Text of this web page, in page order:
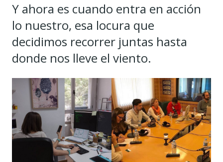
Y ahora es cuando entra en acción
lo nuestro, esa locura que
decidimos recorrer juntas hasta
donde nos lleve el viento.